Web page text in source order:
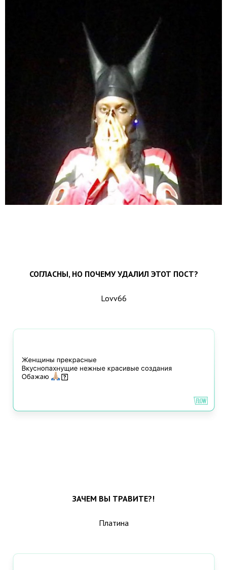
СОГЛАСНЫ, НО ПОЧЕМУ УДАЛИЛ ЭТОТ ПОСТ?
Lovv66
ЗАЧЕМ ВЫ ТРАВИТЕ?!
Платина